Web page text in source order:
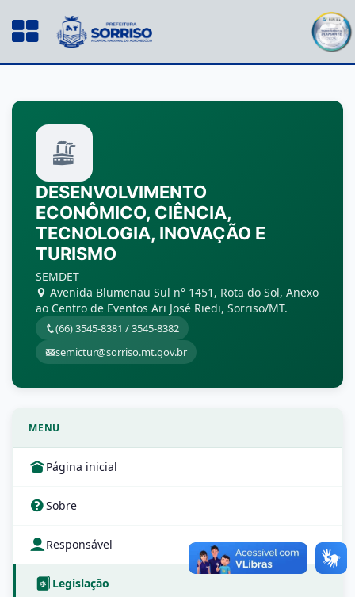
DESENVOLVIMENTO
ECONÔMICO, CIÊNCIA,
TECNOLOGIA, INOVAÇÃO E
TURISMO
SEMDET
Avenida Blumenau Sul n° 1451, Rota do Sol, Anexo
ao Centro de Eventos Ari José Riedi, Sorriso/MT.
(66) 3545-8381 / 3545-8382
semictur@sorriso.mt.gov.br
MENU
Página inicial
Sobre
Responsável
Legislação